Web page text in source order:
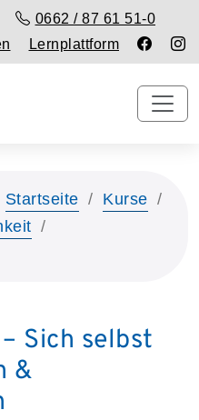
0662 / 87 61 51-0
Lernplattform
Startseite
Kurse
Sich selbst
&